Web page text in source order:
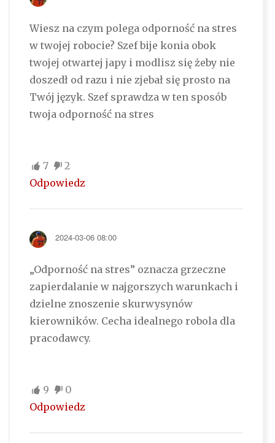
Wiesz na czym polega odporność na stres
w twojej robocie? Szef bije konia obok
twojej otwartej japy i modlisz się żeby nie
doszedł od razu i nie zjebał się prosto na
Twój język. Szef sprawdza w ten sposób
twoja odporność na stres
7
2
Odpowiedz
2024-03-06 08:00
„Odporność na stres” oznacza grzeczne
zapierdalanie w najgorszych warunkach i
dzielne znoszenie skurwysynów
kierowników. Cecha idealnego robola dla
pracodawcy.
9
0
Odpowiedz